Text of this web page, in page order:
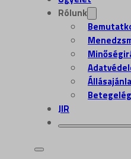
Rólunk
JIR